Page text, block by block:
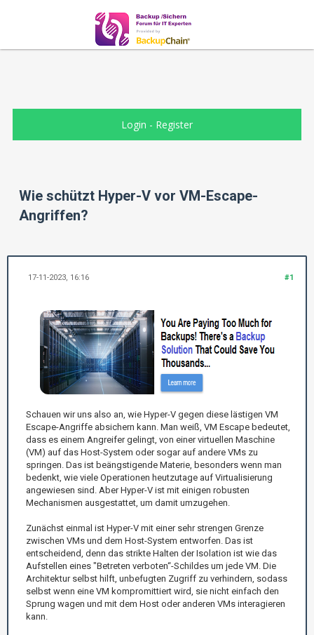
Login - Register
Wie schützt Hyper-V vor VM-Escape-
Angriffen?
#1
17-11-2023, 16:16
Schauen wir uns also an, wie Hyper-V gegen diese lästigen VM
Escape-Angriffe absichern kann. Man weiß, VM Escape bedeutet,
dass es einem Angreifer gelingt, von einer virtuellen Maschine
(VM) auf das Host-System oder sogar auf andere VMs zu
springen. Das ist beängstigende Materie, besonders wenn man
bedenkt, wie viele Operationen heutzutage auf Virtualisierung
angewiesen sind. Aber Hyper-V ist mit einigen robusten
Mechanismen ausgestattet, um damit umzugehen.
Zunächst einmal ist Hyper-V mit einer sehr strengen Grenze
zwischen VMs und dem Host-System entworfen. Das ist
entscheidend, denn das strikte Halten der Isolation ist wie das
Aufstellen eines "Betreten verboten“-Schildes um jede VM. Die
Architektur selbst hilft, unbefugten Zugriff zu verhindern, sodass
selbst wenn eine VM kompromittiert wird, sie nicht einfach den
Sprung wagen und mit dem Host oder anderen VMs interagieren
kann.